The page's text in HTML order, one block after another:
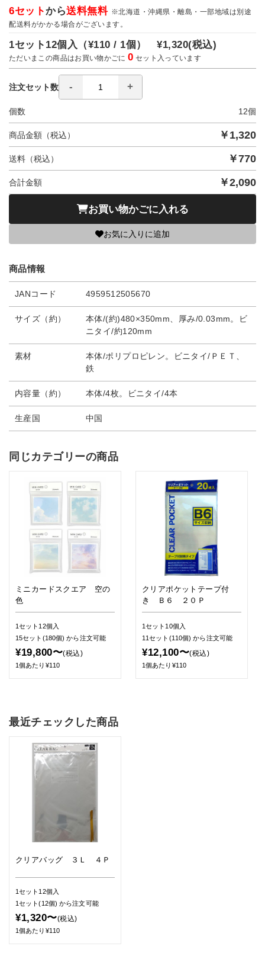
6セットから送料無料 ※北海道・沖縄県・離島・一部地域は別途
配送料がかかる場合がございます。
1セット12個入（¥110 / 1個）¥1,320(税込)
ただいまこの商品はお買い物かごに0 セット入っています
注文セット数
個数 12個
商品金額（税込） ￥ 1,320
送料（税込） ￥770
合計金額 ￥2,090
お買い物かごに入れる
お気に入りに追加
商品情報
JANコード 4959512505670
サイズ（約）
本体/(約)480×350mm、厚み/0.03mm。ビ
ニタイ/約120mm
素材
本体/ポリプロピレン。ビニタイ/ＰＥＴ、
鉄
内容量（約） 本体/4枚。ビニタイ/4本
生産国 中国
同じカテゴリーの商品
ミニカードスクエア 空の
色
1セット12個入
15セット(180個)から注文可能
¥19,800〜(税込)
1個あたり¥110
クリアポケットテープ付
き Ｂ６ ２０Ｐ
1セット10個入
11セット(110個)から注文可能
¥12,100〜(税込)
1個あたり¥110
最近チェックした商品
クリアバッグ ３Ｌ ４Ｐ
1セット12個入
1セット(12個)から注文可能
¥1,320〜(税込)
1個あたり¥110